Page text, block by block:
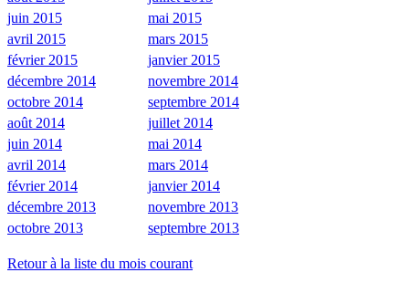
juin 2015
mai 2015
avril 2015
mars 2015
février 2015
janvier 2015
décembre 2014
novembre 2014
octobre 2014
septembre 2014
août 2014
juillet 2014
juin 2014
mai 2014
avril 2014
mars 2014
février 2014
janvier 2014
décembre 2013
novembre 2013
octobre 2013
septembre 2013
Retour à la liste du mois courant